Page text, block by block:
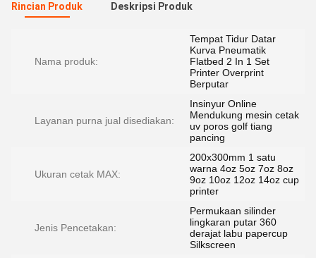
Rincian Produk Deskripsi Produk
Nama produk:
Tempat Tidur Datar
Kurva Pneumatik
Flatbed 2 In 1 Set
Printer Overprint
Berputar
Layanan purna jual disediakan:
Insinyur Online
Mendukung mesin cetak
uv poros golf tiang
pancing
Ukuran cetak MAX:
200x300mm 1 satu
warna 4oz 5oz 7oz 8oz
9oz 10oz 12oz 14oz cup
printer
Jenis Pencetakan:
Permukaan silinder
lingkaran putar 360
derajat labu papercup
Silkscreen